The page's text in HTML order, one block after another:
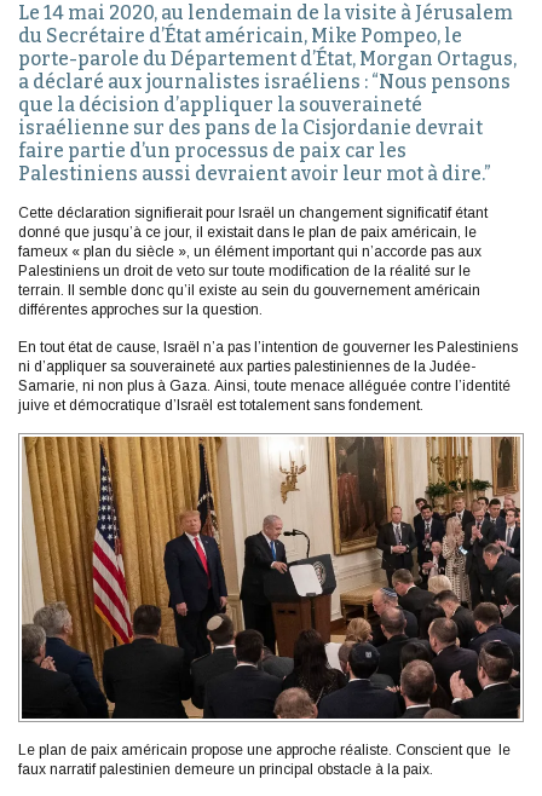
Le 14 mai 2020, au lendemain de la visite à Jérusalem
du Secrétaire d’État américain, Mike Pompeo, le
porte-parole du Département d’État, Morgan Ortagus,
a déclaré aux journalistes israéliens : “Nous pensons
que la décision d’appliquer la souveraineté
israélienne sur des pans de la Cisjordanie devrait
faire partie d’un processus de paix car les
Palestiniens aussi devraient avoir leur mot à dire.”
Cette déclaration signifierait pour Israël un changement significatif étant
donné que jusqu’à ce jour, il existait dans le plan de paix américain, le
fameux « plan du siècle », un élément important qui n’accorde pas aux
Palestiniens un droit de veto sur toute modification de la réalité sur le
terrain. Il semble donc qu’il existe au sein du gouvernement américain
différentes approches sur la question.
En tout état de cause, Israël n’a pas l’intention de gouverner les Palestiniens
ni d’appliquer sa souveraineté aux parties palestiniennes de la Judée-
Samarie, ni non plus à Gaza. Ainsi, toute menace alléguée contre l’identité
juive et démocratique d’Israël est totalement sans fondement.
Le plan de paix américain propose une approche réaliste. Conscient que le
faux narratif palestinien demeure un principal obstacle à la paix.